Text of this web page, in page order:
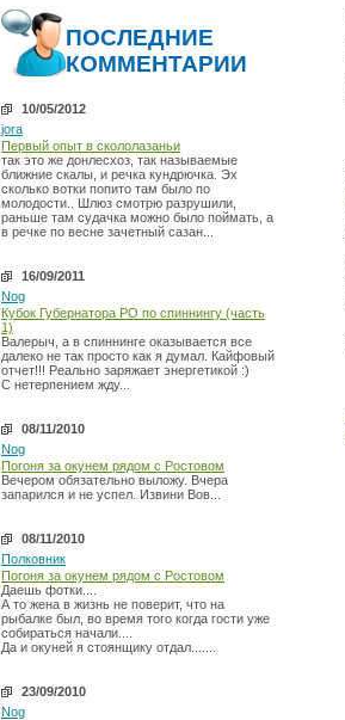
ПОСЛЕДНИЕ
КОММЕНТАРИИ
10/05/2012
jora
Первый опыт в скололазаньи
так это же донлесхоз, так называемые
ближние скалы, и речка кундрючка. Эх
сколько вотки попито там было по
молодости.. Шлюз смотрю разрушили,
раньше там судачка можно было поймать, а
в речке по весне зачетный сазан...
16/09/2011
Nog
Кубок Губернатора РО по спиннингу (часть
1)
Валерыч, а в спиннинге оказывается все
далеко не так просто как я думал. Кайфовый
отчет!!! Реально заряжает энергетикой :)
С нетерпением жду...
08/11/2010
Nog
Погоня за окунем рядом с Ростовом
Вечером обязательно выложу. Вчера
запарился и не успел. Извини Вов...
08/11/2010
Полковник
Погоня за окунем рядом с Ростовом
Даешь фотки....
А то жена в жизнь не поверит, что на
рыбалке был, во время того когда гости уже
собираться начали....
Да и окуней я стоянщику отдал.......
23/09/2010
Nog